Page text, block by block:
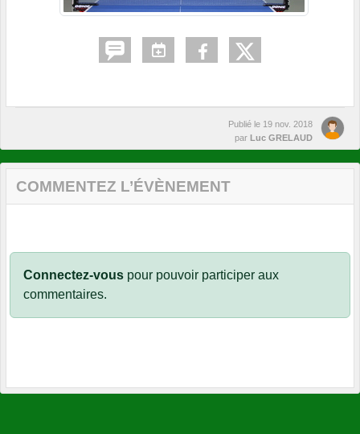
Publié le 19 nov. 2018
par
Luc GRELAUD
COMMENTEZ L’ÉVÈNEMENT
Connectez-vous pour pouvoir participer aux
commentaires.